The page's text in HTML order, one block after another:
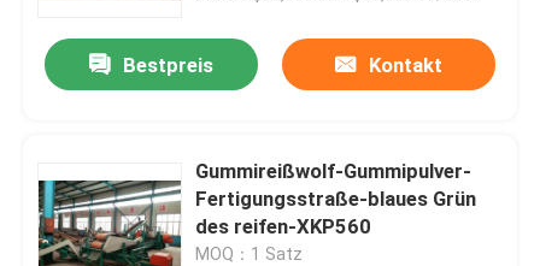
Bestpreis Kontakt
Gummireißwolf-Gummipulver-
Fertigungsstraße-blaues Grün
des reifen-XKP560
MOQ：1 Satz